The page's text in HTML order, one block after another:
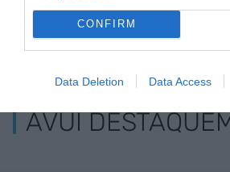
CONFIRM
Data Deletion Data Access
ELS MÉS
AVUI